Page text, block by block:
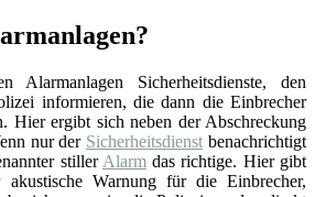
Alarmanlagen Sicherheitsdienste, den
informieren, die dann die Einbrecher
Hier ergibt sich neben der Abschreckung
nur der Sicherheitsdienst benachrichtigt
stiller Alarmdas richtige. Hier gibt
Warnung für die Einbrecher,